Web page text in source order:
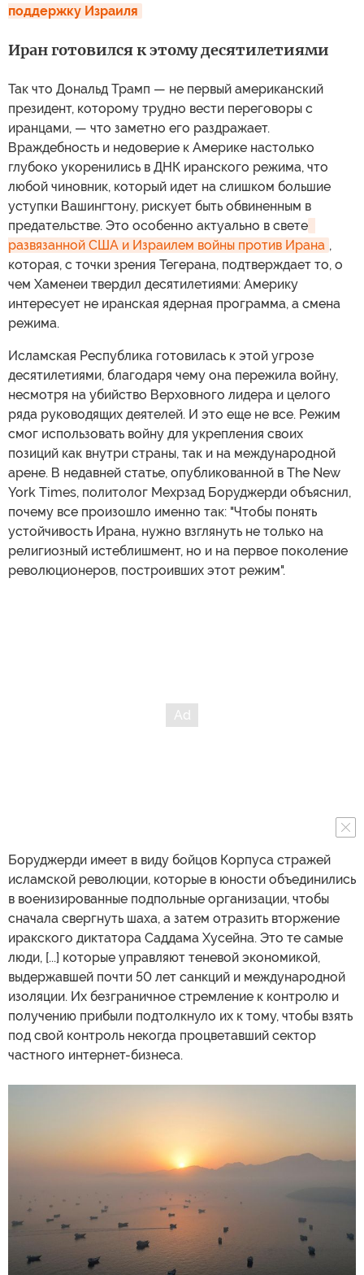
поддержку Израиля
Иран готовился к этому десятилетиями
Так что Дональд Трамп — не первый американский
президент, которому трудно вести переговоры с
иранцами, — что заметно его раздражает.
Враждебность и недоверие к Америке настолько
глубоко укоренились в ДНК иранского режима, что
любой чиновник, который идет на слишком большие
уступки Вашингтону, рискует быть обвиненным в
предательстве. Это особенно актуально в свете
развязанной США и Израилем войны против Ирана ,
которая, с точки зрения Тегерана, подтверждает то, о
чем Хаменеи твердил десятилетиями: Америку
интересует не иранская ядерная программа, а смена
режима.
Исламская Республика готовилась к этой угрозе
десятилетиями, благодаря чему она пережила войну,
несмотря на убийство Верховного лидера и целого
ряда руководящих деятелей. И это еще не все. Режим
смог использовать войну для укрепления своих
позиций как внутри страны, так и на международной
арене. В недавней статье, опубликованной в The New
York Times, политолог Мехрзад Боруджерди объяснил,
почему все произошло именно так: "Чтобы понять
устойчивость Ирана, нужно взглянуть не только на
религиозный истеблишмент, но и на первое поколение
революционеров, построивших этот режим".
Боруджерди имеет в виду бойцов Корпуса стражей
исламской революции, которые в юности объединились
в военизированные подпольные организации, чтобы
сначала свергнуть шаха, а затем отразить вторжение
иракского диктатора Саддама Хусейна. Это те самые
люди, [...] которые управляют теневой экономикой,
выдержавшей почти 50 лет санкций и международной
изоляции. Их безграничное стремление к контролю и
получению прибыли подтолкнуло их к тому, чтобы взять
под свой контроль некогда процветавший сектор
частного интернет-бизнеса.